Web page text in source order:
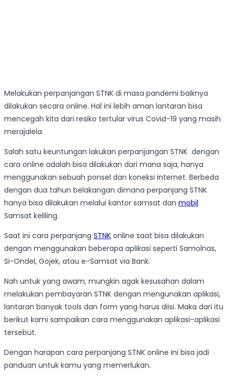
Melakukan perpanjangan STNK di masa pandemi baiknya
dilakukan secara online. Hal ini lebih aman lantaran bisa
mencegah kita dari resiko tertular virus Covid-19 yang masih
merajalela.
Salah satu keuntungan lakukan perpanjangan STNK dengan
cara online adalah bisa dilakukan dari mana saja, hanya
menggunakan sebuah ponsel dan koneksi internet. Berbeda
dengan dua tahun belakangan dimana perpanjang STNK
hanya bisa dilakukan melalui kantor samsat dan mobil
Samsat keliling.
Saat ini cara perpanjang STNK online saat bisa dilakukan
dengan menggunakan beberapa aplikasi seperti Samolnas,
Si-Ondel, Gojek, atau e-Samsat via Bank.
Nah untuk yang awam, mungkin agak kesusahan dalam
melakukan pembayaran STNK dengan mengunakan aplikasi,
lantaran banyak tools dan form yang harus diisi. Maka dari itu
berikut kami sampaikan cara menggunakan aplikasi-aplikasi
tersebut.
Dengan harapan cara perpanjang STNK online ini bisa jadi
panduan untuk kamu yang memerlukan.